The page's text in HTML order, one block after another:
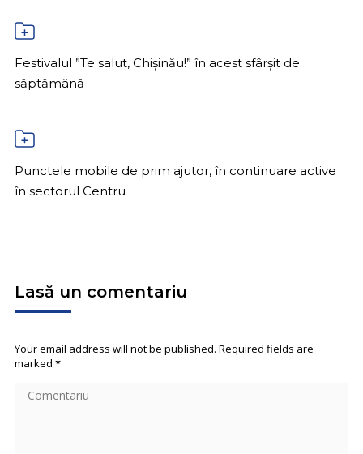
Festivalul ”Te salut, Chișinău!” în acest sfârșit de
săptămână
Punctele mobile de prim ajutor, în continuare active
în sectorul Centru
Lasă un comentariu
Your email address will not be published. Required fields are
marked *
Comentariu